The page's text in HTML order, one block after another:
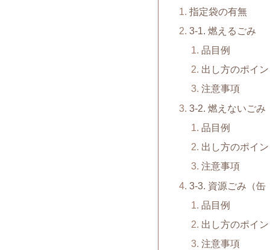
指定袋の有無
3-1. 燃えるごみ
品目例
出し方のポイ
注意事項
3-2. 燃えないごみ
品目例
出し方のポイ
注意事項
3-3. 資源ごみ（缶
品目例
出し方のポイ
注意事項